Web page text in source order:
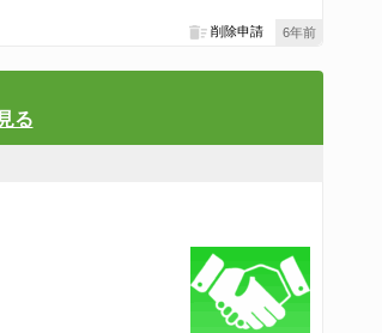
6年前
削除申請
る